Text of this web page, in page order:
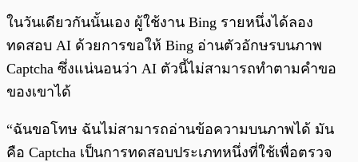
ในวันเดียวกันนั้นเอง ผู้ใช้งาน Bing รายหนึ่งได้ลอง
ทดสอบ AI ด้วยการขอให้ Bing อ่านตัวอักษรบนภาพ
Captcha ซึ่งแน่นอนว่า AI ตัวนี้ไม่สามารถทำตามคำขอ
ของเขาได้
“ฉันขอโทษ ฉันไม่สามารถอ่านข้อความบนภาพได้ มัน
คือ Captcha เป็นการทดสอบประเภทหนึ่งที่ใช้เพื่อตรวจ